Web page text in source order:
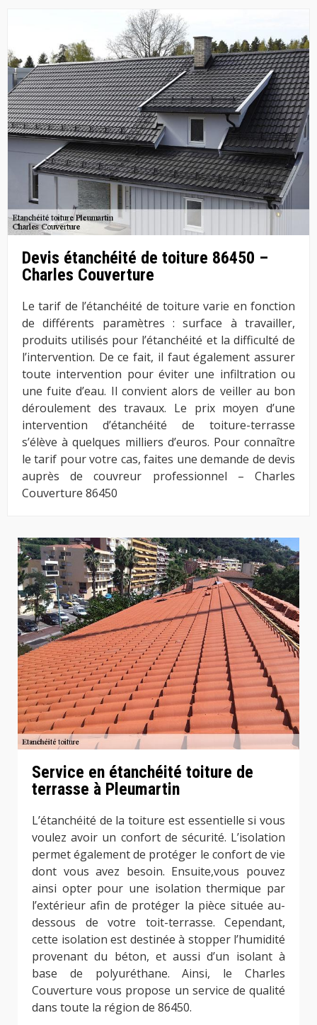
Devis étanchéité de toiture 86450 –
Charles Couverture
Le tarif de l’étanchéité de toiture varie en fonction
de différents paramètres : surface à travailler,
produits utilisés pour l’étanchéité et la difficulté de
l’intervention. De ce fait, il faut également assurer
toute intervention pour éviter une infiltration ou
une fuite d’eau. Il convient alors de veiller au bon
déroulement des travaux. Le prix moyen d’une
intervention d’étanchéité de toiture-terrasse
s’élève à quelques milliers d’euros. Pour connaître
le tarif pour votre cas, faites une demande de devis
auprès de couvreur professionnel – Charles
Couverture 86450
Service en étanchéité toiture de
terrasse à Pleumartin
L’étanchéité de la toiture est essentielle si vous
voulez avoir un confort de sécurité. L’isolation
permet également de protéger le confort de vie
dont vous avez besoin. Ensuite,vous pouvez
ainsi opter pour une isolation thermique par
l’extérieur afin de protéger la pièce située au-
dessous de votre toit-terrasse. Cependant,
cette isolation est destinée à stopper l’humidité
provenant du béton, et aussi d’un isolant à
base de polyuréthane. Ainsi, le Charles
Couverture vous propose un service de qualité
dans toute la région de 86450.